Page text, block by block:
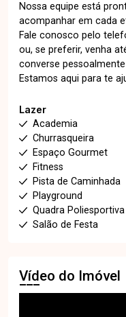
Nossa equipe está
acompanhar em cada
Fale conosco pelo
ou, se preferir, venha
converse
Estamos aqui para te
Lazer
Academia
Churrasqueira
Espaço Gourmet
Fitness
Pista de Caminhada
Playground
Quadra Poliesportiva
Salão de Festa
Vídeo do Imóvel